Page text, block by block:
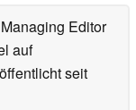
Editor
auf
seit